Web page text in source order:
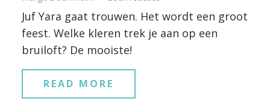
Juf Yara gaat trouwen. Het wordt een groot
feest. Welke kleren trek je aan op een
bruiloft? De mooiste!
READ MORE